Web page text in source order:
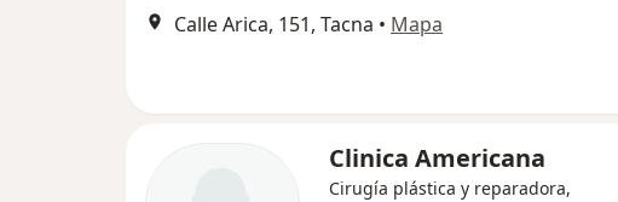
Calle Arica, 151, Tacna • Mapa
Clinica Americana
Cirugía plástica y reparadora,